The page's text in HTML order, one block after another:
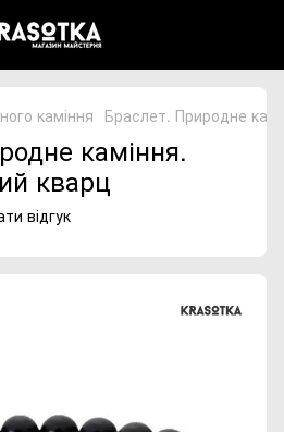
каміння Браслет. Природне
каміння.
кварц
відгук